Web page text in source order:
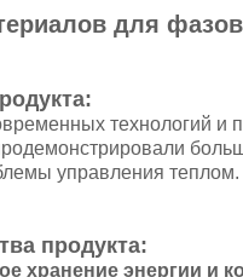
для
технологий и
управления теплом.
продукта:
хранение энергии и